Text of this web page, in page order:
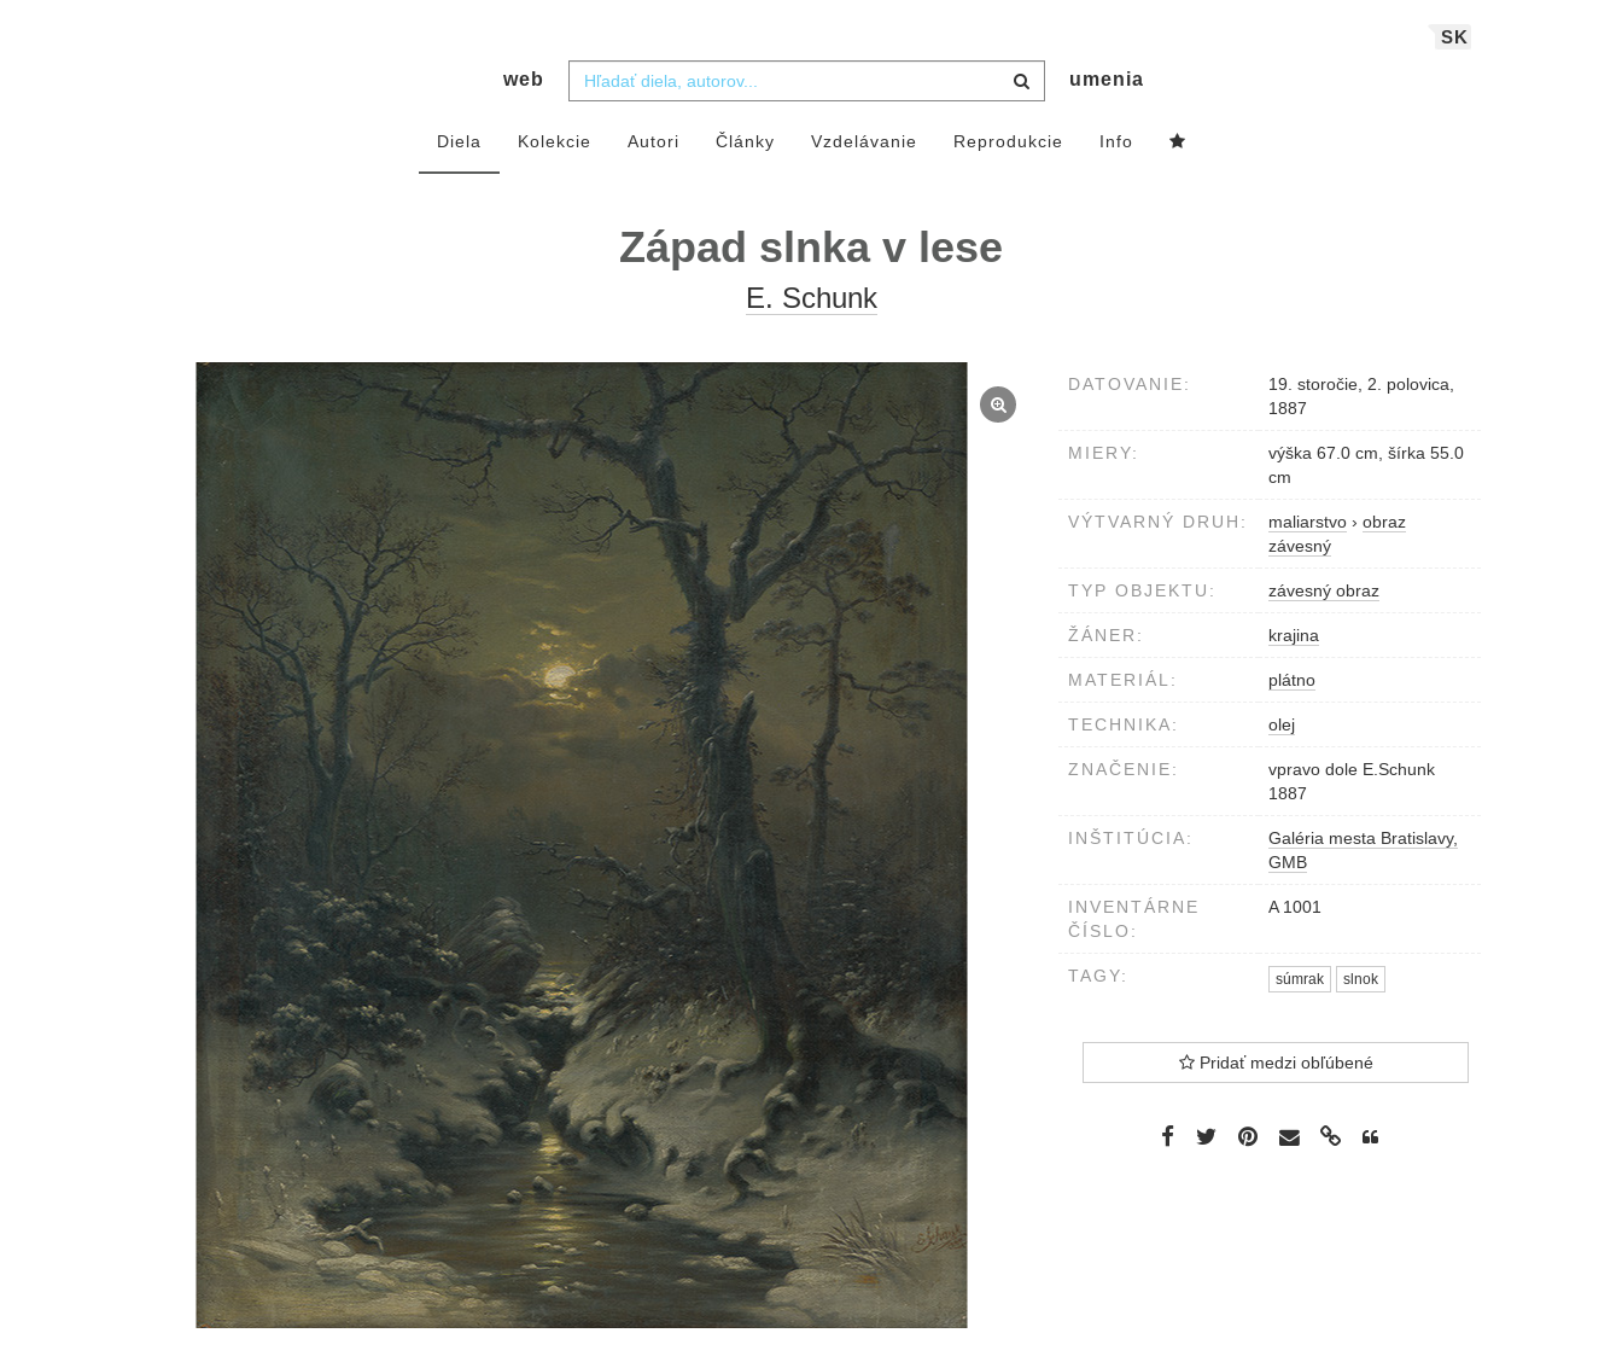
SK
web umenia
Diela Kolekcie Autori Články Vzdelávanie Reprodukcie Info
Západ slnka v lese
E. Schunk
DATOVANIE:
19. storočie, 2. polovica,
1887
MIERY:
výška 67.0 cm, šírka 55.0
cm
VÝTVARNÝ DRUH: maliarstvo › obraz
závesný
TYP OBJEKTU: závesný obraz
ŽÁNER: krajina
MATERIÁL: plátno
TECHNIKA: olej
ZNAČENIE:
vpravo dole E.Schunk
1887
INŠTITÚCIA:
Galéria mesta Bratislavy,
GMB
INVENTÁRNE
ČÍSLO:
A 1001
TAGY: súmrak slnok
Pridať medzi obľúbené